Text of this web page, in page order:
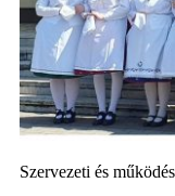
Szervezeti és